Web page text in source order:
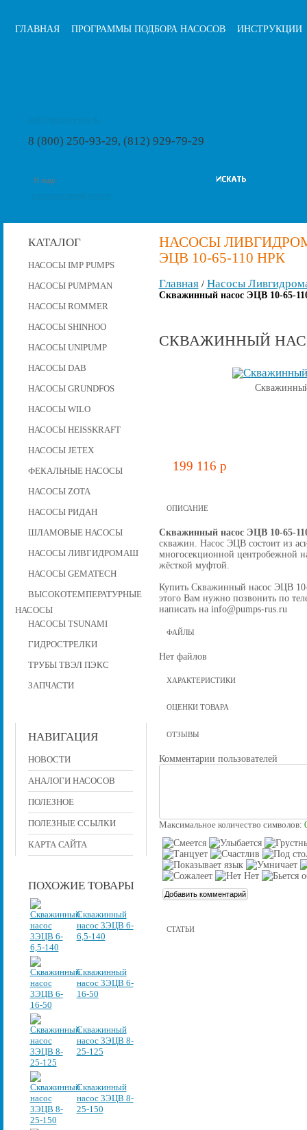
ГЛАВНАЯ ПРОГРАММЫ ПОДБОРА НАСОСОВ ИНСТРУКЦИИ
8 (800) 250-93-29, (812) 929-79-29
КАТАЛОГ
НАСОСЫ IMP PUMPS
НАСОСЫ PUMPMAN
НАСОСЫ ROMMER
НАСОСЫ SHINHOO
НАСОСЫ UNIPUMP
НАСОСЫ DAB
НАСОСЫ GRUNDFOS
НАСОСЫ WILO
НАСОСЫ HEISSKRAFT
НАСОСЫ JETEX
ФЕКАЛЬНЫЕ НАСОСЫ
НАСОСЫ ZOTA
НАСОСЫ РИДАН
ШЛАМОВЫЕ НАСОСЫ
НАСОСЫ ЛИВГИДРОМАШ
НАСОСЫ GEMATECH
ВЫСОКОТЕМПЕРАТУРНЫЕ
НАСОСЫ
НАСОСЫ TSUNAMI
ГИДРОСТРЕЛКИ
ТРУБЫ ТВЭЛ ПЭКС
ЗАПЧАСТИ
НАВИГАЦИЯ
НОВОСТИ
АНАЛОГИ НАСОСОВ
ПОЛЕЗНОЕ
ПОЛЕЗНЫЕ ССЫЛКИ
КАРТА САЙТА
ПОХОЖИЕ ТОВАРЫ
Скважинный
насос 3ЭЦВ 6-
6,5-140
Скважинный
насос 3ЭЦВ 6-
16-50
Скважинный
насос 3ЭЦВ 8-
25-125
Скважинный
насос 3ЭЦВ 8-
25-150
НАСОСЫ
ЭЦВ 10-65-110 НРК
Главная/ Насосы
Скважинный насос ЭЦВ 10-65-
СКВАЖИННЫЙ
199 116 p
ОПИСАНИЕ
Скважинный насос ЭЦВ 10-65-
скважин. Насос ЭЦВ состоит из
многосекционной центробежной
жёсткой муфтой.
Купить Скважинный насос ЭЦВ 10-
этого Вам нужно позвонить по
написать на info@pumps-rus.ru
ФАЙЛЫ
Нет файлов
ХАРАКТЕРИСТИКИ
ОЦЕНКИ ТОВАРА
ОТЗЫВЫ
Комментарии пользователей
Максимальное количество символов:
СТАТЬИ